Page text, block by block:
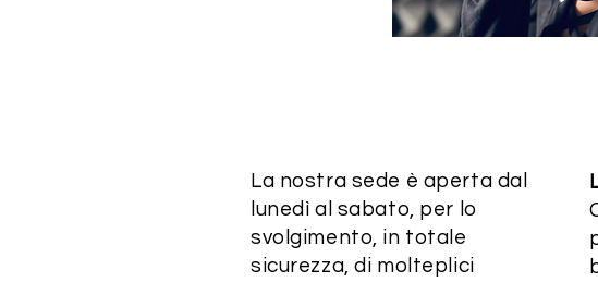
La nostra sede è aperta dal
lunedì al sabato, per lo
svolgimento, in totale
sicurezza, di molteplici